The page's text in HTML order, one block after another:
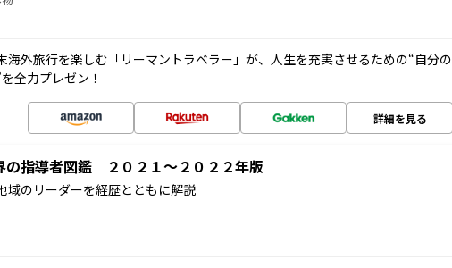
海外旅行を楽しむ「リーマントラベラー」が、人生を充実させるための“自分の
全力プレゼン！
詳細を見る
指導者図鑑 ２０２１～２０２２年版
域のリーダーを経歴とともに解説